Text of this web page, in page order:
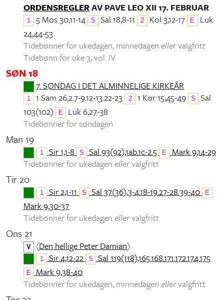
ORDENSREGLERAV PAVE LEO XII 17. FEBRUAR
1 5 Mos 30,11-14 S Sal 18,8-11 2 Kol 3,12-17 E Luk
24,44-53
Tidebønner for ukedagen, minnedagen ellervalgfritt
Tidebønn for uke 3, vol. IV
SØN 18
7. SØNDAG I DET ALMINNELIGE KIRKEÅR
1 1 Sam 26,2.7-9.12-13.22-23 2 1 Kor 15,45-49 S
Sal
103(102)
E
Luk 6,27-38
Tidebønner for søndagen
Man 19
1 Sir 1,1-8 S Sal 93(92),1ab.1c-2.5 E Mark 9,14-29
Tidebønner for ukedagen ellervalgfritt
Tir 20
1 Sir 2,1-11 S Sal 37(36),3-4.18-19.27-28.39-40 E
Mark 9,30-37
Tidebønner for ukedagen ellervalgfritt
Ons 21
V (Den hellige Peter Damian)
1 Sir 4,12-22 S Sal 119(118),165.168.171.172.174.175
E
Mark 9,38-40
Tidebønner for ukedagen, minnedagen ellervalgfritt